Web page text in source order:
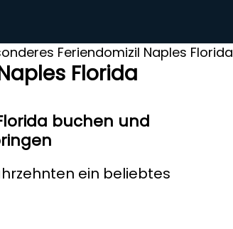
Feriendomizil Naples Florida
Florida
buchen und
ein beliebtes